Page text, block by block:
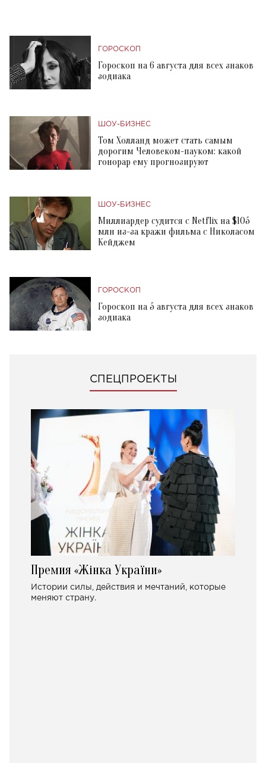
ГОРОСКОП
Гороскоп на 6 августа для всех знаков
зодиака
ШОУ-БИЗНЕС
Том Холланд может стать самым
дорогим Человеком-пауком: какой
гонорар ему прогнозируют
ШОУ-БИЗНЕС
Миллиардер судится с Netflix на $105
млн из-за кражи фильма с Николасом
Кейджем
ГОРОСКОП
Гороскоп на 5 августа для всех знаков
зодиака
СПЕЦПРОЕКТЫ
Премия «Жінка України»
Истории силы, действия и мечтаний, которые
меняют страну.